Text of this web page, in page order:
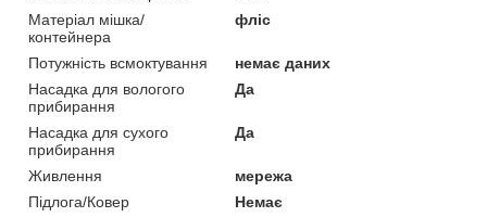
Матеріал мішка/
контейнера
фліс
Потужність всмоктування
немає даних
Насадка для вологого
прибирання
Да
Насадка для сухого
прибирання
Да
Живлення
мережа
Підлога/Ковер
Немає